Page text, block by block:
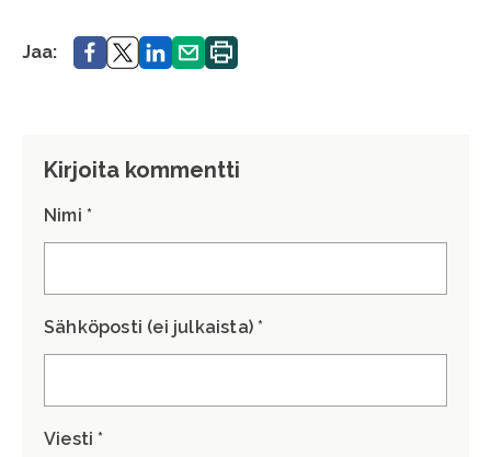
Jaa: Jaa. Jaa.Jaa. Jaa. Tulosta
sivu.
Kirjoita kommentti
Nimi *
Sähköposti (ei julkaista) *
Viesti *